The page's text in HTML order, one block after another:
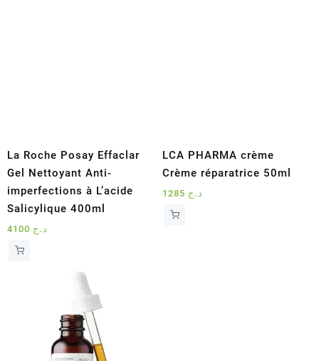
La Roche Posay Effaclar
Gel Nettoyant Anti-
imperfections à L’acide
Salicylique 400ml
د.ج
LCA PHARMA crème
Crème réparatrice 50ml
د.ج